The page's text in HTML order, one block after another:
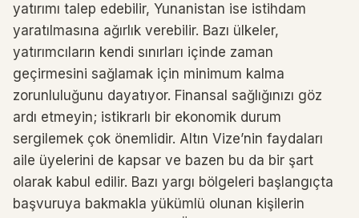
yatırımı talep edebilir, Yunanistan ise istihdam
yaratılmasına ağırlık verebilir. Bazı ülkeler,
yatırımcıların kendi sınırları içinde zaman
geçirmesini sağlamak için minimum kalma
zorunluluğunu dayatıyor. Finansal sağlığınızı göz
ardı etmeyin; istikrarlı bir ekonomik durum
sergilemek çok önemlidir. Altın Vize’nin faydaları
aile üyelerini de kapsar ve bazen bu da bir şart
olarak kabul edilir. Bazı yargı bölgeleri başlangıçta
başvuruya bakmakla yükümlü olunan kişilerin